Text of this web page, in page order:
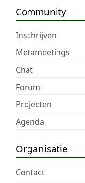
Community
Inschrijven
Metameetings
Chat
Forum
Projecten
Agenda
Organisatie
Contact